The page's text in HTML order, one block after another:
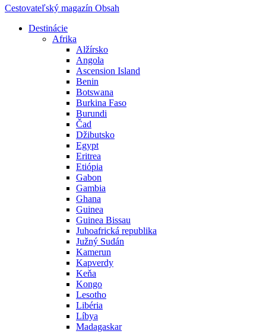
Cestovateľský magazín Obsah
Destinácie
Afrika
Alžírsko
Angola
Ascension Island
Benin
Botswana
Burkina Faso
Burundi
Čad
Džibutsko
Egypt
Eritrea
Etiópia
Gabon
Gambia
Ghana
Guinea
Guinea Bissau
Juhoafrická republika
Južný Sudán
Kamerun
Kapverdy
Keňa
Kongo
Lesotho
Libéria
Líbya
Madagaskar